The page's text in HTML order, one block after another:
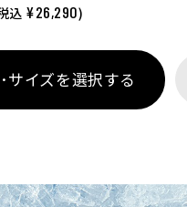
込 ¥26,290)
サイズを選択する